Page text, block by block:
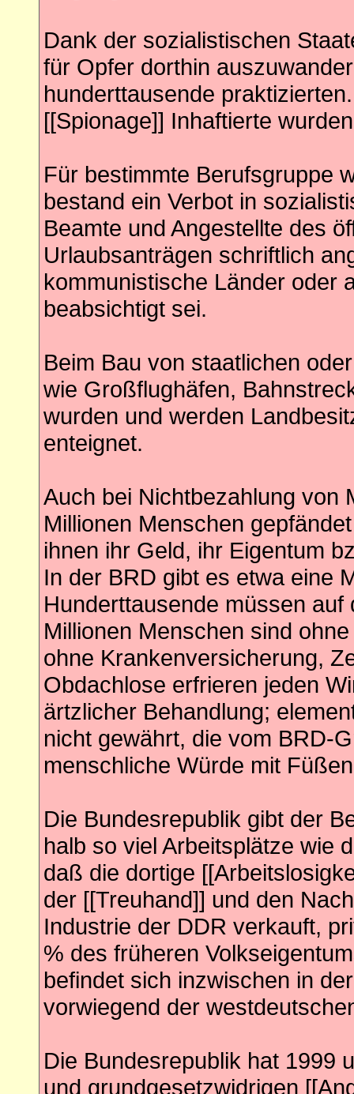
Dank der sozialistischen
für Opfer dorthin
hunderttausende
[[Spionage]] Inhaftierte
Für bestimmte Berufsgruppe
bestand ein Verbot in
Beamte und Angestellte des
Urlaubsanträgen schriftlich
kommunistische Länder oder
beabsichtigt sei.
Beim Bau von staatlichen
wie Großflughäfen,
wurden und werden
enteignet.
Auch bei Nichtbezahlung von
Millionen Menschen
ihnen ihr Geld, ihr Eigentum
In der BRD gibt es etwa eine
Hunderttausende müssen
Millionen Menschen sind
ohne Krankenversicherung,
Obdachlose erfrieren jeden
ärtzlicher Behandlung;
nicht gewährt, die vom BRD-
menschliche Würde mit
Die Bundesrepublik gibt der
halb so viel Arbeitsplätze wie
daß die dortige
der [[Treuhand]] und den
Industrie der DDR verkauft,
% des früheren
befindet sich inzwischen in
vorwiegend der
Die Bundesrepublik hat 1999
und grundgesetzwidrigen